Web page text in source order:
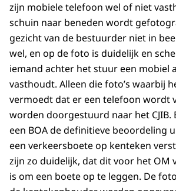
zijn mobiele telefoon wel of niet
schuin naar beneden wordt
gezicht van de bestuurder niet in
wel, en op de foto is duidelijk en
iemand achter het stuur een mobiel
vasthoudt. Alleen die foto’s waarbij
vermoedt dat er een telefoon wordt
worden doorgestuurd naar het CJIB.
een BOA de definitieve beoordeling
een verkeersboete op kenteken
zijn zo duidelijk, dat dit voor het OM
is om een boete op te leggen. De